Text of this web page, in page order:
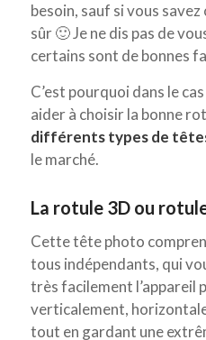
besoin, sauf si vous
sûr 🙂 Je ne dis pas de
certains sont de bonnes
C’est pourquoi dans le
aider à choisir la bonne
différents types de
le marché.
La rotule 3D ou
Cette tête photo
tous indépendants, qui
très facilement l’appareil
verticalement,
tout en gardant une